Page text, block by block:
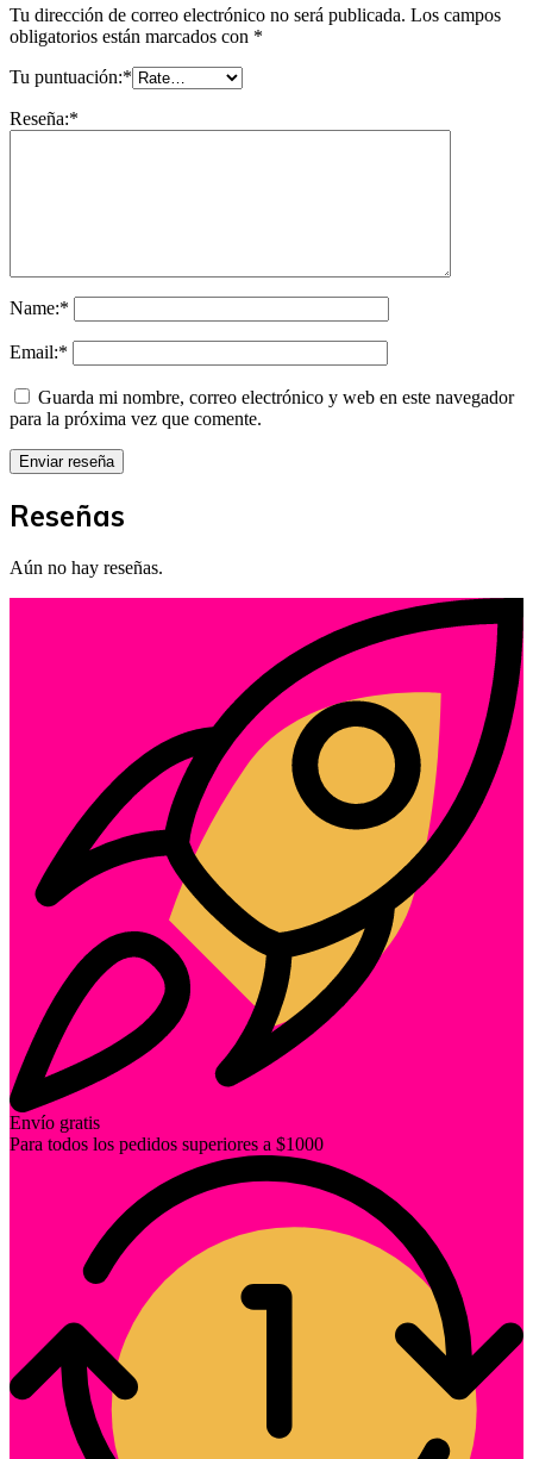
Tu dirección de correo electrónico no será publicada. Los campos
obligatorios están marcados con *
Tu puntuación:*
Reseña:*
Name:*
Email:*
Guarda mi nombre, correo electrónico y web en este navegador
para la próxima vez que comente.
Reseñas
Aún no hay reseñas.
Envío gratis
Para todos los pedidos superiores a $1000